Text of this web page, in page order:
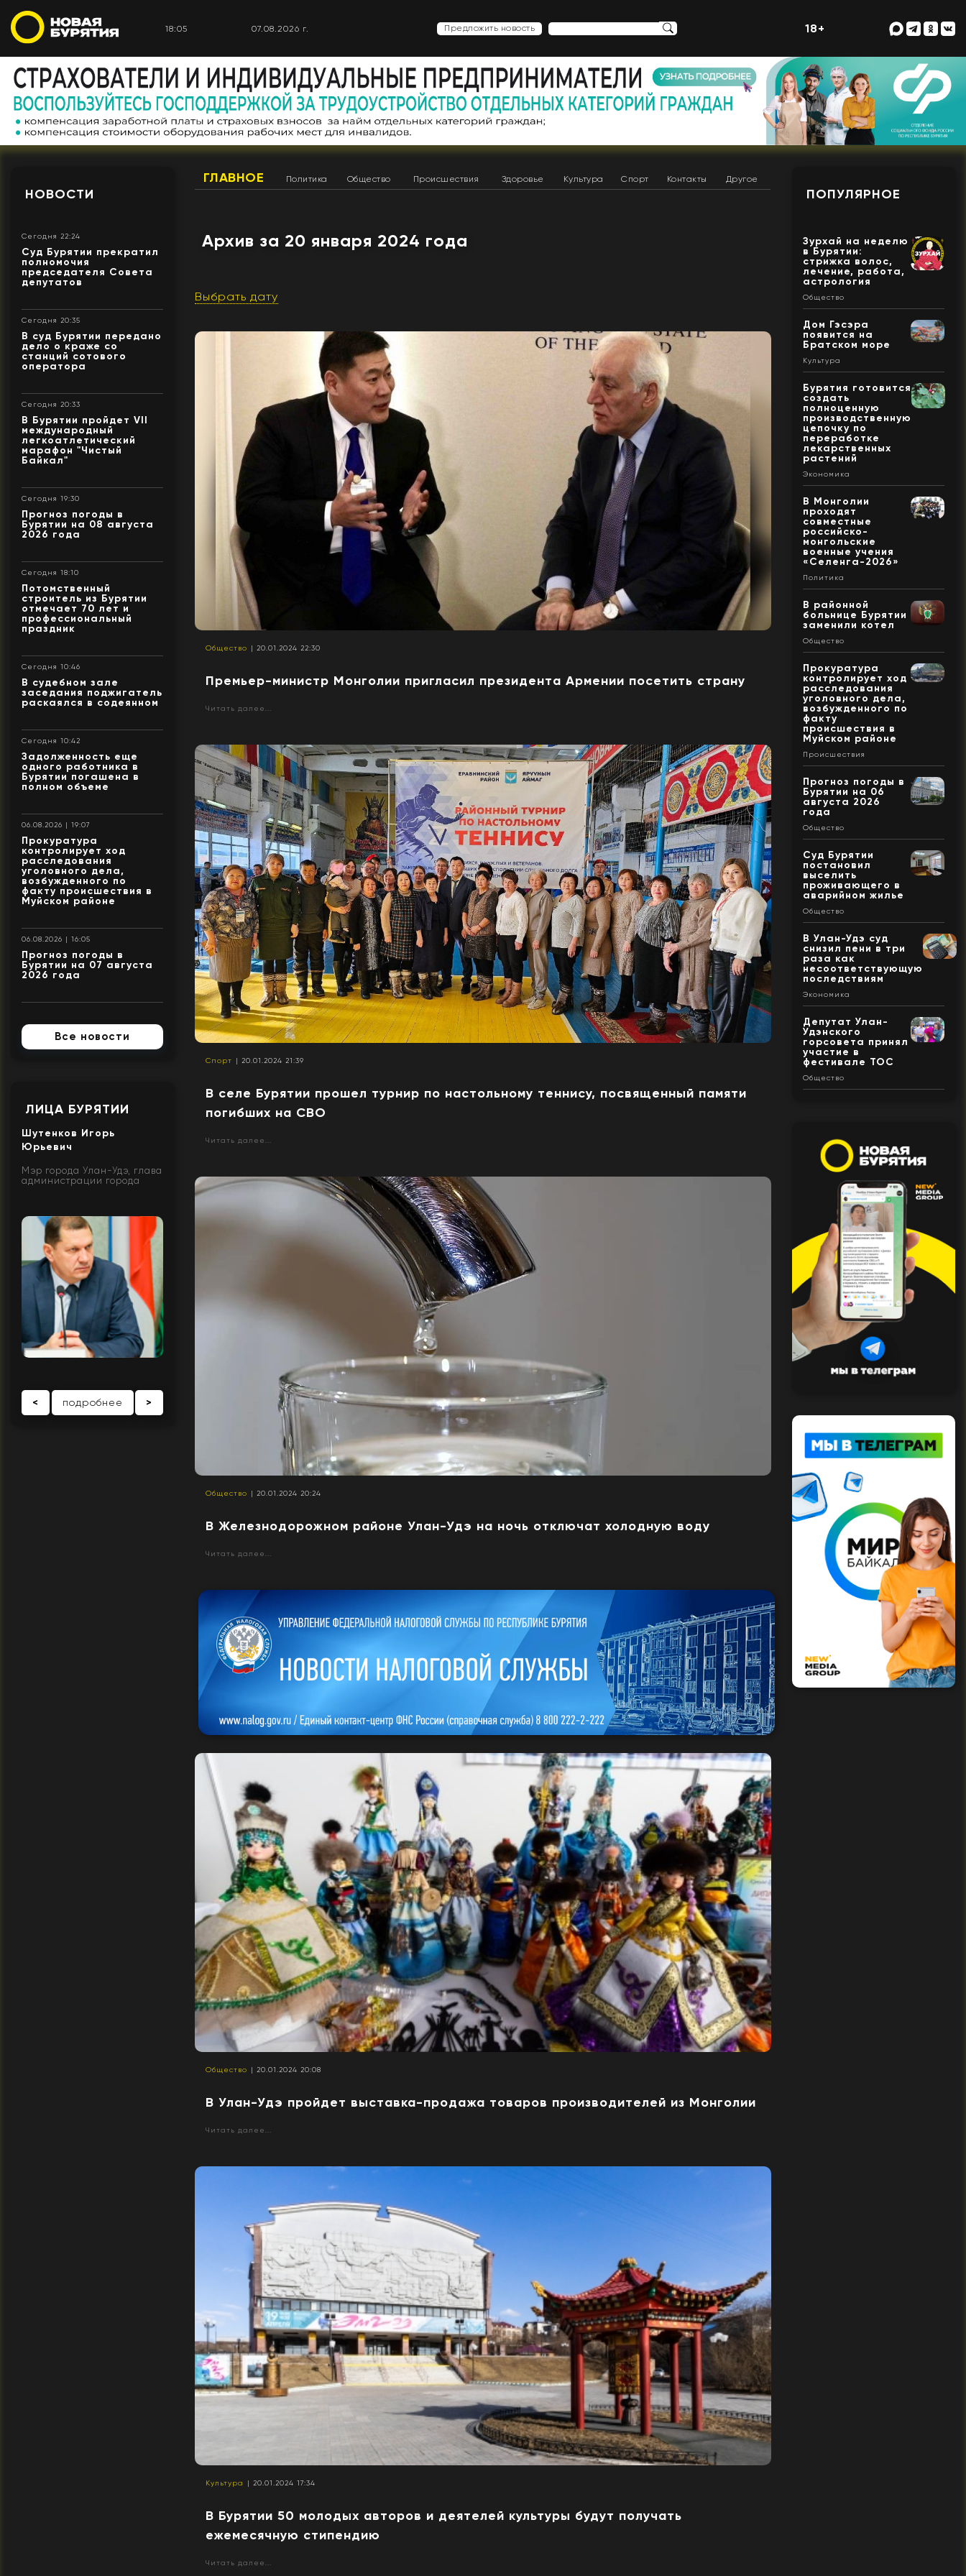
18:05 07.08.2026 г. Предложить новость 18+
НОВОСТИ
Сегодня 22:24
Суд Бурятии прекратил
полномочия
председателя Совета
депутатов
Сегодня 20:35
В суд Бурятии передано
дело о краже со
станций сотового
оператора
Сегодня 20:33
В Бурятии пройдет VII
международный
легкоатлетический
марафон "Чистый
Байкал"
Сегодня 19:30
Прогноз погоды в
Бурятии на 08 августа
2026 года
Сегодня 18:10
Потомственный
строитель из Бурятии
отмечает 70 лет и
профессиональный
праздник
Сегодня 10:46
В судебном зале
заседания поджигатель
раскаялся в содеянном
Сегодня 10:42
Задолженность еще
одного работника в
Бурятии погашена в
полном объеме
06.08.2026 | 19:07
Прокуратура
контролирует ход
расследования
уголовного дела,
возбужденного по
факту происшествия в
Муйском районе
06.08.2026 | 16:05
Прогноз погоды в
Бурятии на 07 августа
2026 года
Все новости
ЛИЦА БУРЯТИИ
Шутенков Игорь
Юрьевич
Мэр города Улан-Удэ, глава
администрации города
< подробнее >
ГЛАВНОЕ Политика Общество Происшествия Здоровье Культура Спорт Контакты Другое
Архив за 20 января 2024 года
Выбрать дату
Общество | 20.01.2024 22:30
Премьер-министр Монголии пригласил президента Армении посетить страну
Читать далее...
Спорт | 20.01.2024 21:39
В селе Бурятии прошел турнир по настольному теннису, посвященный памяти
погибших на СВО
Читать далее...
Общество | 20.01.2024 20:24
В Железнодорожном районе Улан-Удэ на ночь отключат холодную воду
Читать далее...
Общество | 20.01.2024 20:08
В Улан-Удэ пройдет выставка-продажа товаров производителей из Монголии
Читать далее...
Культура | 20.01.2024 17:34
В Бурятии 50 молодых авторов и деятелей культуры будут получать
ежемесячную стипендию
Читать далее...
ПОПУЛЯРНОЕ
Зурхай на неделю
в Бурятии:
стрижка волос,
лечение, работа,
астрология
Общество
Дом Гэсэра
появится на
Братском море
Культура
Бурятия готовится
создать
полноценную
производственную
цепочку по
переработке
лекарственных
растений
Экономика
В Монголии
проходят
совместные
российско-
монгольские
военные учения
«Селенга-2026»
Политика
В районной
больнице Бурятии
заменили котел
Общество
Прокуратура
контролирует ход
расследования
уголовного дела,
возбужденного по
факту
происшествия в
Муйском районе
Происшествия
Прогноз погоды в
Бурятии на 06
августа 2026
года
Общество
Суд Бурятии
постановил
выселить
проживающего в
аварийном жилье
Общество
В Улан-Удэ суд
снизил пени в три
раза как
несоответствующую
последствиям
Экономика
Депутат Улан-
Удэнского
горсовета принял
участие в
фестивале ТОС
Общество